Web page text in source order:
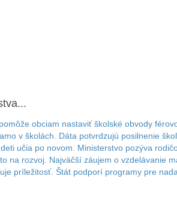
obciam nastaviť školské obvody
v školách. Dáta potvrdzujú posilnenie
učia po novom. Ministerstvo pozýva
na rozvoj. Najväčší záujem o vzdelávanie
príležitosť. Štát podporí programy pre